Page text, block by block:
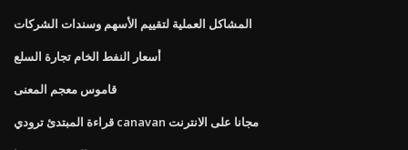
المشاكل العملية لتقييم الأسهم وسندات الشركات
أسعار النفط الخام تجارة السلع
قاموس معجم المعنى
قراءة المبتدئ ترودي canavan مجانا على الانترنت